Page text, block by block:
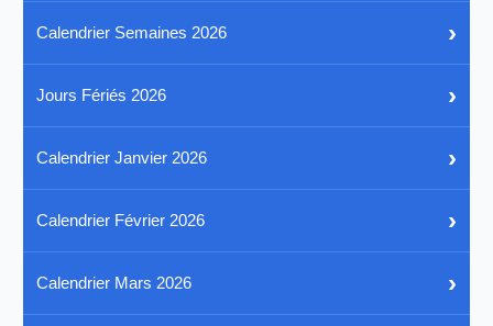
Calendrier Semaines 2026 ›
Jours Fériés 2026 ›
Calendrier Janvier 2026 ›
Calendrier Février 2026 ›
Calendrier Mars 2026 ›